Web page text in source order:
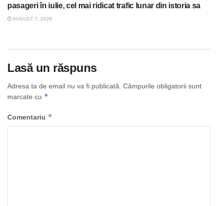
pasageri în iulie, cel mai ridicat trafic lunar din istoria sa
AUGUST 7, 2026
Lasă un răspuns
Adresa ta de email nu va fi publicată. Câmpurile obligatorii sunt
marcate cu *
Comentariu *